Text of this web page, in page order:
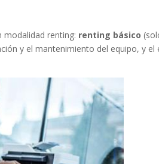
renting: renting básico
y el mantenimiento del equipo, y